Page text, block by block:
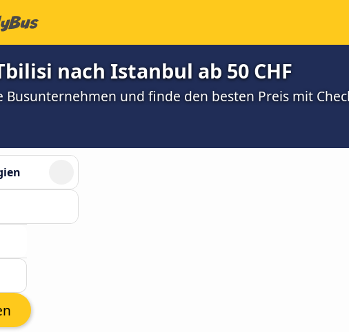
nach Istanbul ab 50 CHF
Busunternehmen und finde den besten Preis mit